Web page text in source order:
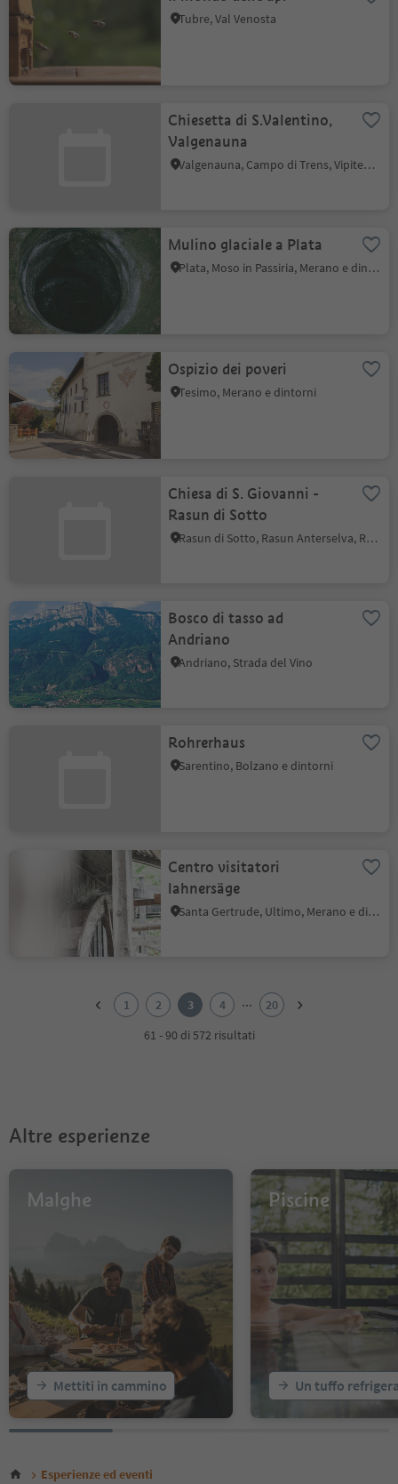
Tubre, Val Venosta
Chiesetta di S.Valentino,
Valgenauna
Valgenauna, Campo di Trens, Vipiteno e dintorni
Mulino glaciale a Plata
Plata, Moso in Passiria, Merano e dintorni
Ospizio dei poveri
Tesimo, Merano e dintorni
Chiesa di S. Giovanni -
Rasun di Sotto
Rasun di Sotto, Rasun Anterselva, Regione dolomitica Plan de Corones
Bosco di tasso ad
Andriano
Andriano, Strada del Vino
Rohrerhaus
Sarentino, Bolzano e dintorni
Centro visitatori
lahnersäge
Santa Gertrude, Ultimo, Merano e dintorni
10
12
17
18
19
1 2 3 4 ...
20
61 - 90 di 572 risultati
Altre esperienze
Malghe
Mettiti in cammino
Piscine
Un tuffo
Esperienze ed eventi